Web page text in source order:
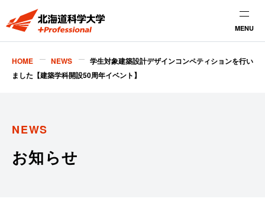
MENU
HOME NEWS
学生対象建築設計デザインコンペティションを行い
ました【建築学科開設50周年イベント】
NEWS
お知らせ